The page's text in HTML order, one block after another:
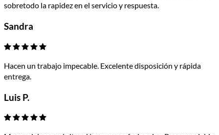
sobretodo la rapidez en el servicio y respuesta.
Sandra
Hacen un trabajo impecable. Excelente disposición y rápida
entrega.
Luis P.